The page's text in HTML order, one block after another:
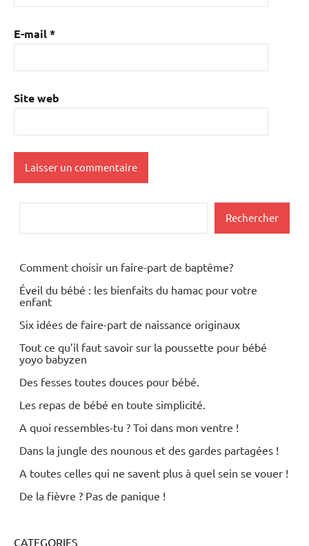
E-mail*
Site web
Rechercher
Comment choisir un faire-part de baptême?
Éveil du bébé : les bienfaits du hamac pour votre
enfant
Six idées de faire-part de naissance originaux
Tout ce qu’il faut savoir sur la poussette pour bébé
yoyo babyzen
Des fesses toutes douces pour bébé.
Les repas de bébé en toute simplicité.
A quoi ressembles-tu ? Toi dans mon ventre !
Dans la jungle des nounous et des gardes partagées !
A toutes celles qui ne savent plus à quel sein se vouer !
De la fièvre ? Pas de panique !
CATEGORIES